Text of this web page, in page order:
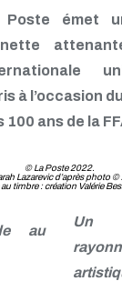
Poste émet
à l’occasion
100 ans de la
© La Poste 2022.
Lazarevic d’après photo
timbre : création Valérie
au
Un